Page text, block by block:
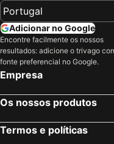
Adicionar no Google
Encontre facilmente os nossos
resultados: adicione o trivago
fonte preferencial no Google.
Empresa
Os nossos produtos
Termos e políticas